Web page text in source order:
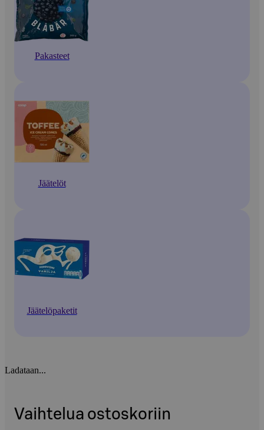
Pakasteet
Jäätelöt
Jäätelöpaketit
Ladataan...
Vaihtelua ostoskoriin